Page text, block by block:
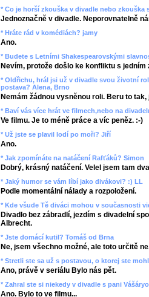
* Co je horší zkouška v divadle nebo zkouška
Jednoznačně v divadle. Neporovnatelně
* Hráte rád v komédiách? jamy
Ano.
* Budete s Letními Shakespearovskými
Nevím, protože došlo ke konfliktu s
* Oldřichu, hrál jsi už v divadle svou životní
postava? Alena, Brno
Nemám žádnou vysněnou roli. Beru to
* Baví vás více hrát ve filmech,nebo na
Ve filmu. Je to méně práce a víc peněz. :-)
* Už jste se plavil lodí po moři? Jiří
Ano.
* Jak zpomínáte na natáčení Rafťáků? Simon
Dobrý, krásný natáčení. Velel jsem tam
* Jaký humor se vám líbí jako divákovi? :) LL
Podle momentální nálady a rozpoložení.
* Kde všude Tě diváci mohou v současnosti
Divadlo bez zábradlí, jezdím s divadelní
Albrecht.
* Jste domácí kutil? Tomáš od Brna
Ne, jsem všechno možné, ale toto určitě
* Stretli ste sa už s postavou, o ktorej ste
Ano, právě v seriálu Bylo nás pět.
* Zahral ste si niekedy v divadle s pani
Ano. Bylo to ve filmu...